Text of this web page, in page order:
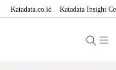
Katadata.co.id Katadata Insight